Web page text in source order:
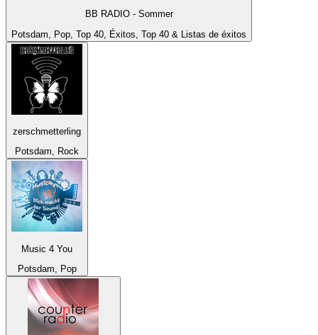
BB RADIO - Sommer
Potsdam, Pop, Top 40, Éxitos, Top 40 & Listas de éxitos
zerschmetterling
Potsdam, Rock
Music 4 You
Potsdam, Pop